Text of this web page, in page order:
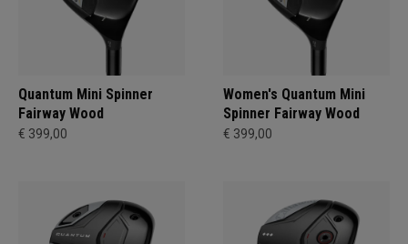
Quantum Mini Spinner
Fairway Wood
€ 399,00
Women's Quantum Mini
Spinner Fairway Wood
€ 399,00